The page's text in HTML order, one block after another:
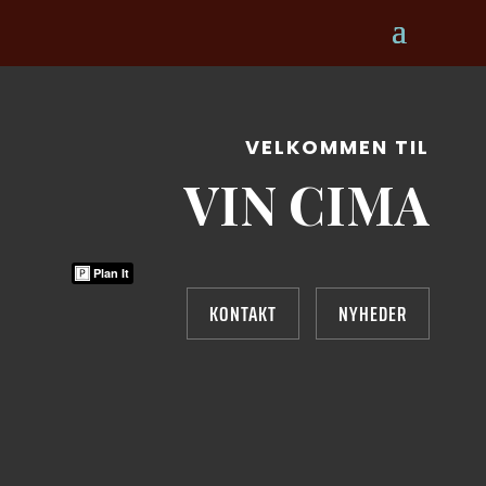
VELKOMMEN TIL
VIN CIMA
Plan It
KONTAKT NYHEDER